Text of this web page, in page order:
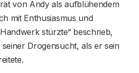
von Andy als aufblühendem
mit Enthusiasmus und
stürzte“ beschrieb,
Drogensucht, als er sein